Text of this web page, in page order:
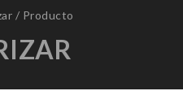
/ Producto